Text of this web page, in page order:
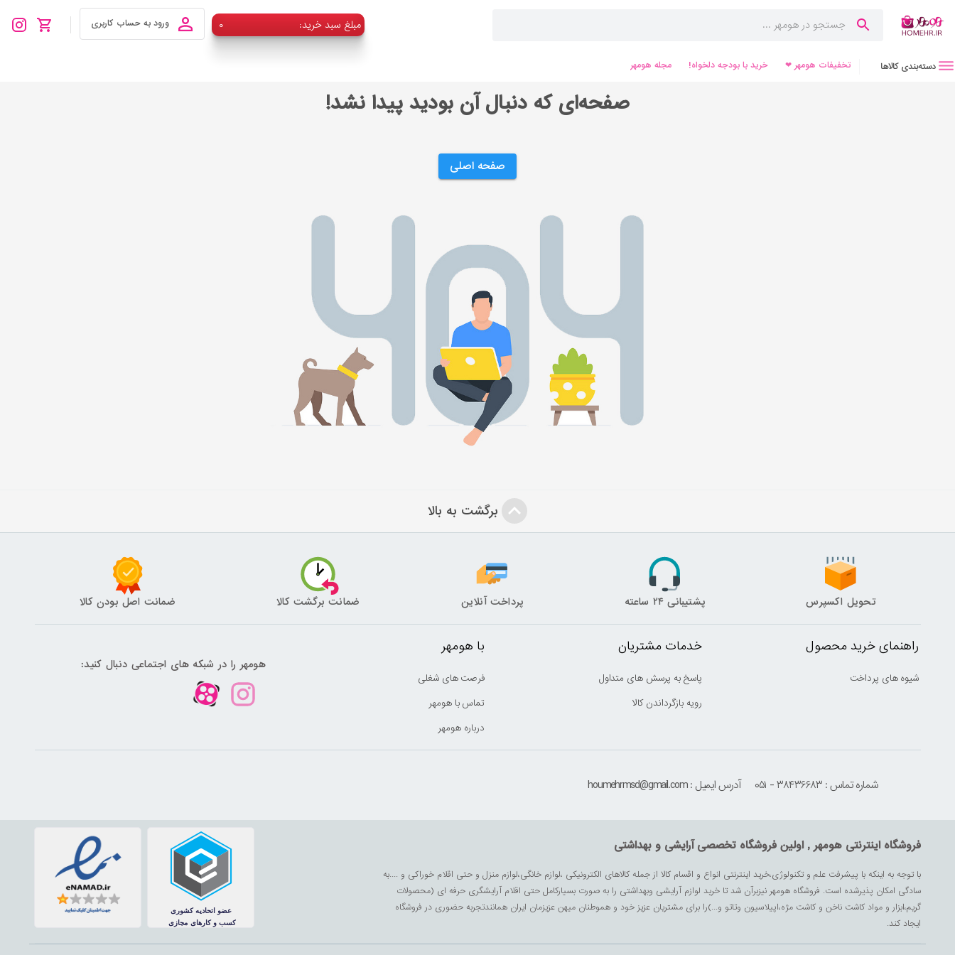
۰ :مبلغ سبد خرید ورود به حساب کاربری
دسته‌بندی کالاها تخفیفات هومهر ❤ خرید با بودجه دلخواه! مجله هومهر
صفحه‌ای که دنبال آن بودید پیدا نشد!
صفحه اصلی
برگشت به بالا
تحویل اکسپرس پشتیبانی ۲۴ ساعته پرداخت آنلاین ضمانت برگشت کالا ضمانت اصل بودن کالا
راهنمای خرید محصول
شیوه های پرداخت
خدمات مشتریان
پاسخ به پرسش های متداول
رویه بازگرداندن کالا
با هومهر
فرصت های شغلی
تماس با هومهر
درباره هومهر
هومهر را در شبکه های اجتماعی دنبال کنید:
شماره تماس : ۳۸۴۳۶۶۸۳ - ۰۵۱ آدرس ایمیل : houmehrmsd@gmail.com
فروشگاه اینترنتی هومهر , اولین فروشگاه تخصصی آرایشی و بهداشتی
با توجه به اینکه با پیشرفت علم و تکنولوژی،خرید اینترنتی انواع و اقسام کالا از جمله کالاهای الکترونیکی ،لوازم خانگی،لوازم منزل و حتی اقلام خوراکی و ....به
سادگی امکان پذیرشده است. فروشگاه هومهر نیزبرآن شد تا خرید لوازم آرایشی وبهداشتی را به صورت بسیارکامل حتی اقلام آرایشگری حرفه ای (محصولات
گریم،ابزار و مواد کاشت ناخن و کاشت مژه،اپیلاسیون وتاتو و...)را برای مشتریان عزیز خود و هموطنان میهن عزیزمان ایران همانندتجربه حضوری در فروشگاه
ایجاد کند.